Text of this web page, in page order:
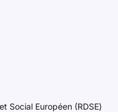
Social Européen (RDSE)